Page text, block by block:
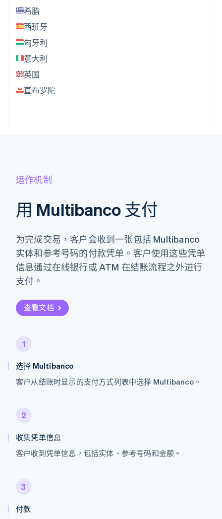
希腊
西班牙
匈牙利
意大利
英国
直布罗陀
运作机制
用 Multibanco 支付
为完成交易，客户会收到一张包括 Multibanco
实体和参考号码的付款凭单。客户使用这些凭单
信息通过在线银行或 ATM 在结账流程之外进行
支付。
查看文档
1
选择 Multibanco
客户从结账时显示的支付方式列表中选择 Multibanco。
2
收集凭单信息
客户收到凭单信息，包括实体、参考号码和金额。
3
付款